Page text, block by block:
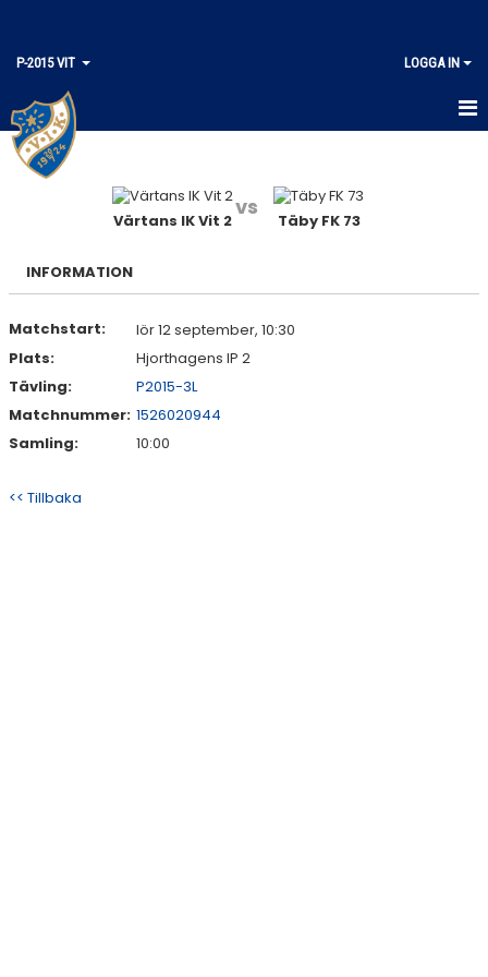
P-2015 VIT LOGGA IN
HEM
TRUPPEN
Värtans IK Vit 2
vs
Täby FK 73
INFORMATION
Matchstart:
lör 12 september, 10:30
Plats:
Hjorthagens IP 2
Tävling:
P2015-3L
Matchnummer: 1526020944
Samling:
10:00
<< Tillbaka